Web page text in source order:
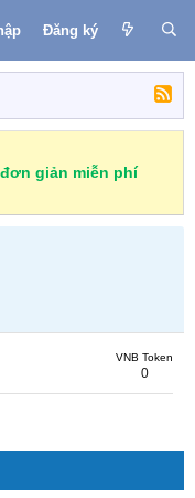
Đăng ký
giản miễn phí
VNB Token
0